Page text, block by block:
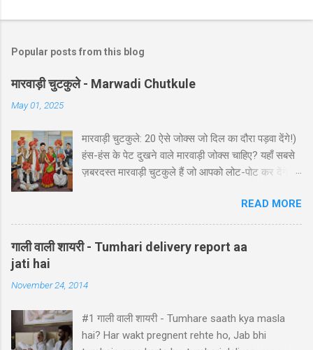
Popular posts from this blog
मारवाड़ी चुटकुले - Marwadi Chutkule
May 01, 2025
मारवाड़ी चुटकुले: 20 ऐसे जोक्स जो दिल का दौरा पड़वा देंगे!)
हंस-हंस के पेट दुखने वाले मारवाड़ी जोक्स चाहिए? यहाँ सबसे
ज़बरदस्त मारवाड़ी चुटकुले हैं जो आपको लोट-पोट कर देंगे! ⚡
पढ़ते ही हंसी नहीं रोक पाएंगे आप! 🤪 😂 मारवाड़ी हंसी के
धमाकेदार जोक्स 💥 "एक मारवाड़ी ने अपनी बीवी को गिफ्ट में
डायमंड रिंग दी। बीवी खुश होकर बोली: 'ये तो असली लगती
है!' मारवाड़ी: 'हां प्रिये, बिल्कुल असली... दुकानदार ने मुझे
इन चाइना'* 😂" Copy "मारवाड़ी बेटा: पापा! मैंने ₹10,000
₹5,000 में बेच दी! पापा: पर वो तो ₹50,000 की थी! बेटा: हां पापा,
इसीलिए तो ₹10,000 कमाए... ₹45,000 तो मैंने अपने पास रख
READ MORE
गाली वाली शायरी - Tumhari delivery report aa
jati hai
November 24, 2014
#1 गाली वाली शायरी - Tumhare saath kya masla
hai? Har wakt pregnent rehte ho, Jab bhi